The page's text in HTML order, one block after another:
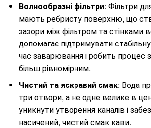
Волнообразні фільтри: Фільтри
мають ребристу поверхню, що
зазори між фільтром та стінками
допомагає підтримувати
час заварювання і робить процес
більш рівномірним.
Чистий та яскравий смак: Вода
три отвори, а не одне велике в
уникнути утворення каналів і
насичений, чистий смак кави.